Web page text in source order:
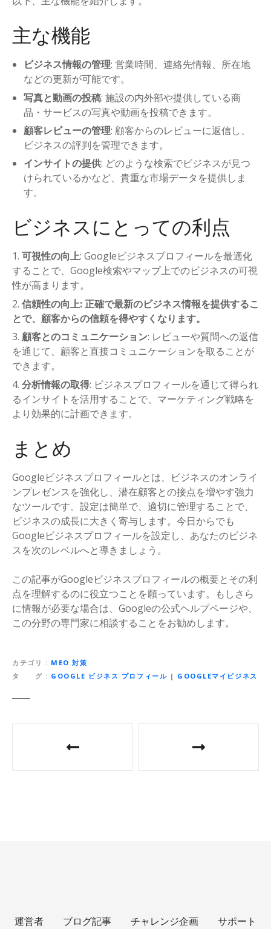
主な機能
ビジネス情報の管理: 営業時間、連絡先情報、所在地
などの更新が可能です。
写真と動画の投稿: 施設の内外部や提供している商
品・サービスの写真や動画を投稿できます。
顧客レビューの管理: 顧客からのレビューに返信し、
ビジネスの評判を管理できます。
インサイトの提供: どのような検索でビジネスが見つ
けられているかなど、貴重な市場データを提供しま
す。
ビジネスにとっての利点
可視性の向上: Googleビジネスプロフィールを最適化
することで、Google検索やマップ上でのビジネスの可視
性が高まります。
信頼性の向上: 正確で最新のビジネス情報を提供するこ
とで、顧客からの信頼を得やすくなります。
顧客とのコミュニケーション: レビューや質問への返信
を通じて、顧客と直接コミュニケーションを取ることが
できます。
分析情報の取得: ビジネスプロフィールを通じて得られ
るインサイトを活用することで、マーケティング戦略を
より効果的に計画できます。
まとめ
Googleビジネスプロフィールとは、ビジネスのオンライ
ンプレゼンスを強化し、潜在顧客との接点を増やす強力
なツールです。設定は簡単で、適切に管理することで、
ビジネスの成長に大きく寄与します。今日からでも
Googleビジネスプロフィールを設定し、あなたのビジネ
スを次のレベルへと導きましょう。
この記事がGoogleビジネスプロフィールの概要とその利
点を理解するのに役立つことを願っています。もしさら
に情報が必要な場合は、Googleの公式ヘルプページや、
この分野の専門家に相談することをお勧めします。
カテゴリ
MEO 対策
タ グ
GOOGLE ビジネス プロフィール | GOOGLEマイビジネス
運営者 ブログ記事 チャレンジ企画 サポート